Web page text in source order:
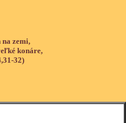
na zemi,
konáre,
32)